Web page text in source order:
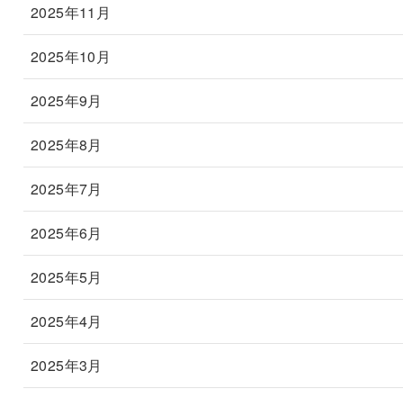
2025年11月
2025年10月
2025年9月
2025年8月
2025年7月
2025年6月
2025年5月
2025年4月
2025年3月